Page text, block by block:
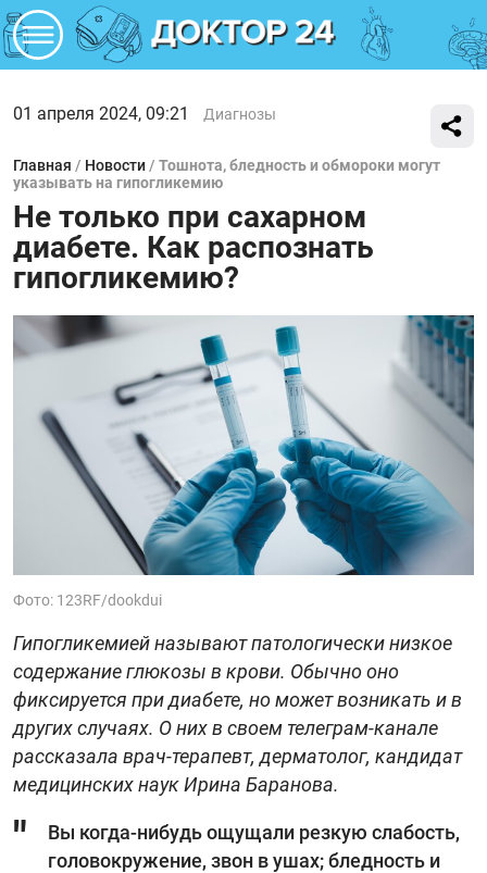
01 апреля 2024, 09:21 Диагнозы
Главная / Новости / Тошнота, бледность и обмороки могут
указывать на гипогликемию
Не только при сахарном
диабете. Как распознать
гипогликемию?
Фото: 123RF/dookdui
Гипогликемией называют патологически низкое
содержание глюкозы в крови. Обычно оно
фиксируется при диабете, но может возникать и в
других случаях. О них в своем телеграм-канале
рассказала врач-терапевт, дерматолог, кандидат
медицинских наук Ирина Баранова.
Вы когда-нибудь ощущали резкую слабость,
головокружение, звон в ушах; бледность и